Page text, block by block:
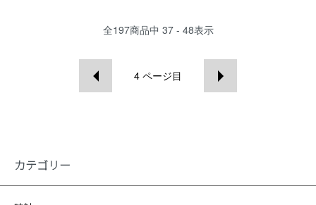
全197商品中 37 - 48表示
4 ページ目
カテゴリー